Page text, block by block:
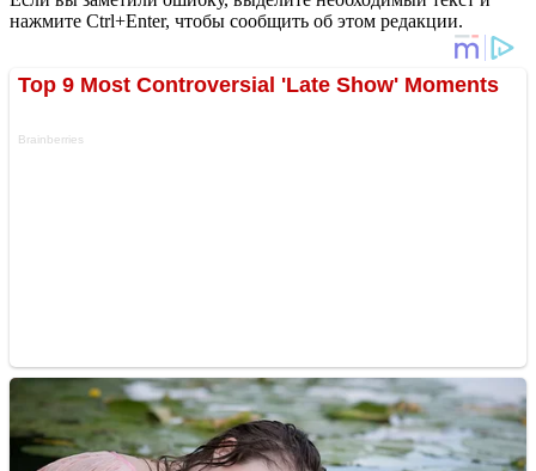
нажмите Ctrl+Enter, чтобы сообщить об этом редакции.